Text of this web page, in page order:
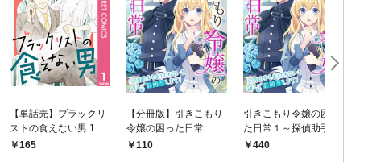
【単話売】ブラックリ
ストの食えない男 1
165
【分冊版】引きこもり
令嬢の困った日常
（１）～探偵助手もお
110
引きこもり令嬢の困っ
た日常１～探偵助手も
お付き合いも謹んでお
440